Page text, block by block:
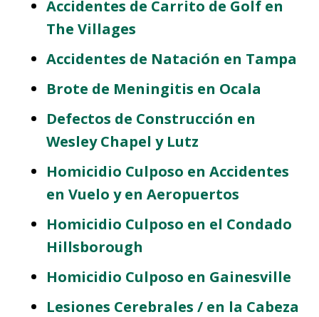
Accidentes de Carrito de Golf en
The Villages
Accidentes de Natación en Tampa
Brote de Meningitis en Ocala
Defectos de Construcción en
Wesley Chapel y Lutz
Homicidio Culposo en Accidentes
en Vuelo y en Aeropuertos
Homicidio Culposo en el Condado
Hillsborough
Homicidio Culposo en Gainesville
Lesiones Cerebrales / en la Cabeza